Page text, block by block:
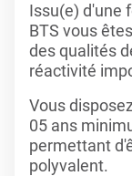
Issu(e) d'une
BTS vous
des qualités
réactivité
Vous
05 ans
permettant
polyvalent.